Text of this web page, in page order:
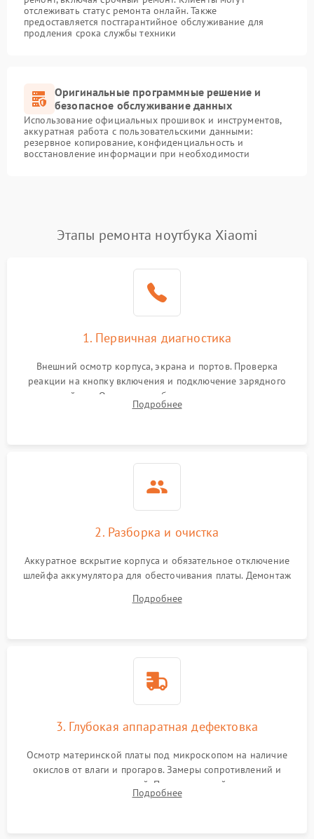
отслеживать статус ремонта онлайн. Также
предоставляется постгарантийное обслуживание для
продления срока службы техники
Оригинальные программные решение и
безопасное обслуживание данных
Использование официальных прошивок и инструментов,
аккуратная работа с пользовательскими данными:
резервное копирование, конфиденциальность и
восстановление информации при необходимости
Этапы ремонта ноутбука Xiaomi
1. Первичная диагностика
Внешний осмотр корпуса, экрана и портов. Проверка
реакции на кнопку включения и подключение зарядного
устройства. Оценка потребления тока с помощью
лабораторного блока питания для локализации проблемы.
Подробнее
2. Разборка и очистка
Аккуратное вскрытие корпуса и обязательное отключение
шлейфа аккумулятора для обесточивания платы. Демонтаж
высохшей термопасты с кристаллов чипов.
Подробнее
3. Глубокая аппаратная дефектовка
Осмотр материнской платы под микроскопом на наличие
окислов от влаги и прогаров. Замеры сопротивлений и
дежурных напряжений. Проверка цепей питания,
мультиконтроллера, процессора и видеочипа.
Подробнее